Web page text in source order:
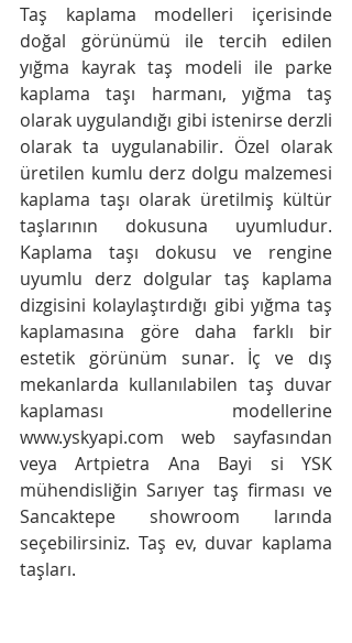
Taş kaplama modelleri içerisinde
doğal görünümü ile tercih edilen
yığma kayrak taş modeli ile parke
kaplama taşı harmanı, yığma taş
olarak uygulandığı gibi istenirse derzli
olarak ta uygulanabilir. Özel olarak
üretilen kumlu derz dolgu malzemesi
kaplama taşı olarak üretilmiş kültür
taşlarının dokusuna uyumludur.
Kaplama taşı dokusu ve rengine
uyumlu derz dolgular taş kaplama
dizgisini kolaylaştırdığı gibi yığma taş
kaplamasına göre daha farklı bir
estetik görünüm sunar. İç ve dış
mekanlarda kullanılabilen taş duvar
kaplaması modellerine
www.yskyapi.com web sayfasından
veya Artpietra Ana Bayi si YSK
mühendisliğin Sarıyer taş firması ve
Sancaktepe showroom larında
seçebilirsiniz. Taş ev, duvar kaplama
taşları.